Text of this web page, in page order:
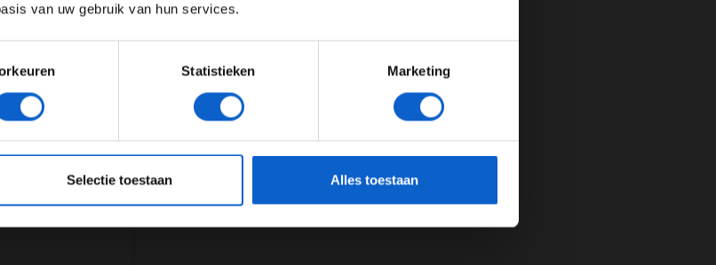
van uw gebruik van hun services.
Statistieken Marketing
Selectie toestaan Alles toestaan
24 24 JAAR OF OUDER
voor meer informatie over gegevensgebruik en -bescherming.